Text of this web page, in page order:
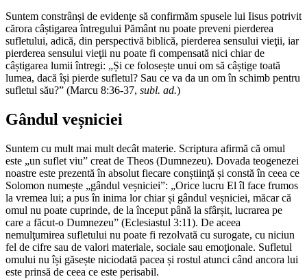
Suntem constrânși de evidenţe să confirmăm spusele lui Iisus potrivit
cărora câștigarea întregului Pământ nu poate preveni pierderea
sufletului, adică, din perspectivă biblică, pierderea sensului vieţii, iar
pierderea sensului vieţii nu poate fi compensată nici chiar de
câștigarea lumii întregi: „Și ce folosește unui om să câștige toată
lumea, dacă își pierde sufletul? Sau ce va da un om în schimb pentru
sufletul său?” (Marcu 8:36-37, subl. ad.)
Gândul veșniciei
Suntem cu mult mai mult decât materie. Scriptura afirmă că omul
este „un suflet viu” creat de Theos (Dumnezeu). Dovada teogenezei
noastre este prezentă în absolut fiecare conștiinţă și constă în ceea ce
Solomon numește „gândul veșniciei”: „Orice lucru El îl face frumos
la vremea lui; a pus în inima lor chiar și gândul veșniciei, măcar că
omul nu poate cuprinde, de la început până la sfârșit, lucrarea pe
care a făcut-o Dumnezeu” (Eclesiastul 3:11). De aceea
nemulţumirea sufletului nu poate fi rezolvată cu surogate, cu niciun
fel de cifre sau de valori materiale, sociale sau emoţionale. Sufletul
omului nu își găsește niciodată pacea și rostul atunci când ancora lui
este prinsă de ceea ce este perisabil.